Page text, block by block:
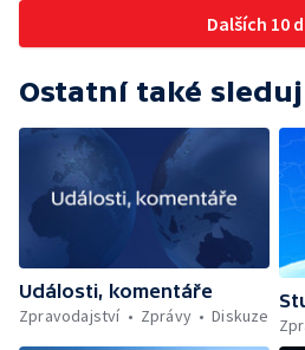
Dalších 10
Ostatní také
Události, komentáře
Zpravodajství
Zprávy Diskuze